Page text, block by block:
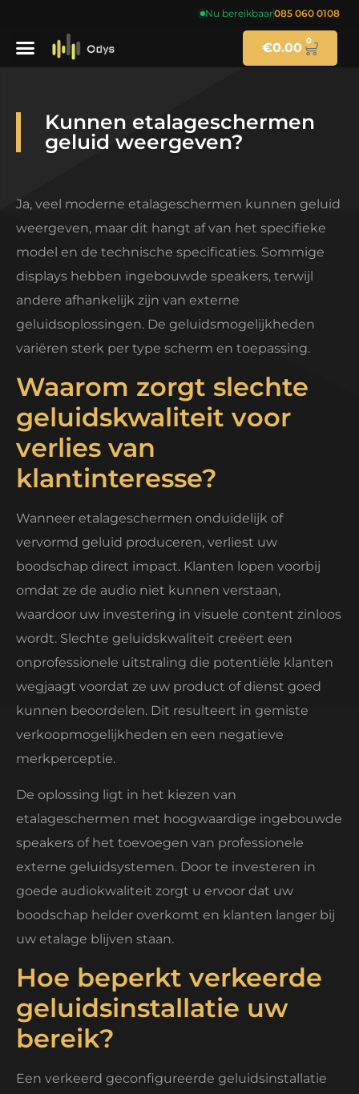
Nu bereikbaar085 060 0108
€0.00 0
Kunnen etalageschermen
geluid weergeven?
Ja, veel moderne etalageschermen kunnen geluid
weergeven, maar dit hangt af van het specifieke
model en de technische specificaties. Sommige
displays hebben ingebouwde speakers, terwijl
andere afhankelijk zijn van externe
geluidsoplossingen. De geluidsmogelijkheden
variëren sterk per type scherm en toepassing.
Waarom zorgt slechte
geluidskwaliteit voor
verlies van
klantinteresse?
Wanneer etalageschermen onduidelijk of
vervormd geluid produceren, verliest uw
boodschap direct impact. Klanten lopen voorbij
omdat ze de audio niet kunnen verstaan,
waardoor uw investering in visuele content zinloos
wordt. Slechte geluidskwaliteit creëert een
onprofessionele uitstraling die potentiële klanten
wegjaagt voordat ze uw product of dienst goed
kunnen beoordelen. Dit resulteert in gemiste
verkoopmogelijkheden en een negatieve
merkperceptie.
De oplossing ligt in het kiezen van
etalageschermen met hoogwaardige ingebouwde
speakers of het toevoegen van professionele
externe geluidsystemen. Door te investeren in
goede audiokwaliteit zorgt u ervoor dat uw
boodschap helder overkomt en klanten langer bij
uw etalage blijven staan.
Hoe beperkt verkeerde
geluidsinstallatie uw
bereik?
Een verkeerd geconfigureerde geluidsinstallatie